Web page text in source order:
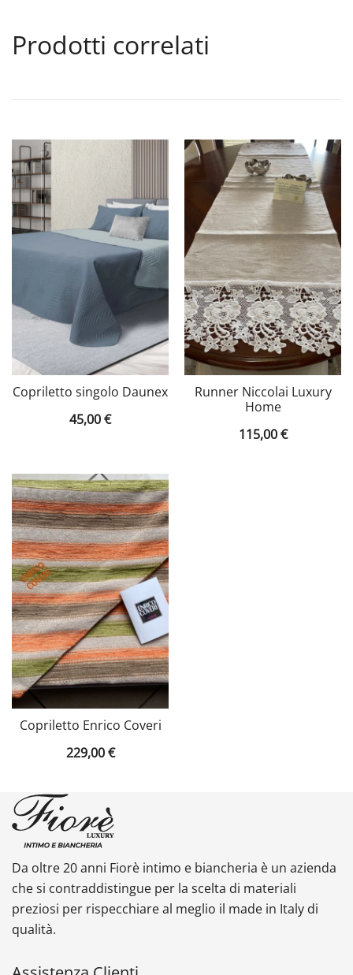
Prodotti correlati
Copriletto singolo Daunex
45,00€
Runner Niccolai Luxury
Home
115,00€
Copriletto Enrico Coveri
229,00€
Da oltre 20 anni Fiorè intimo e biancheria è un azienda
che si contraddistingue per la scelta di materiali
preziosi per rispecchiare al meglio il made in Italy di
qualità.